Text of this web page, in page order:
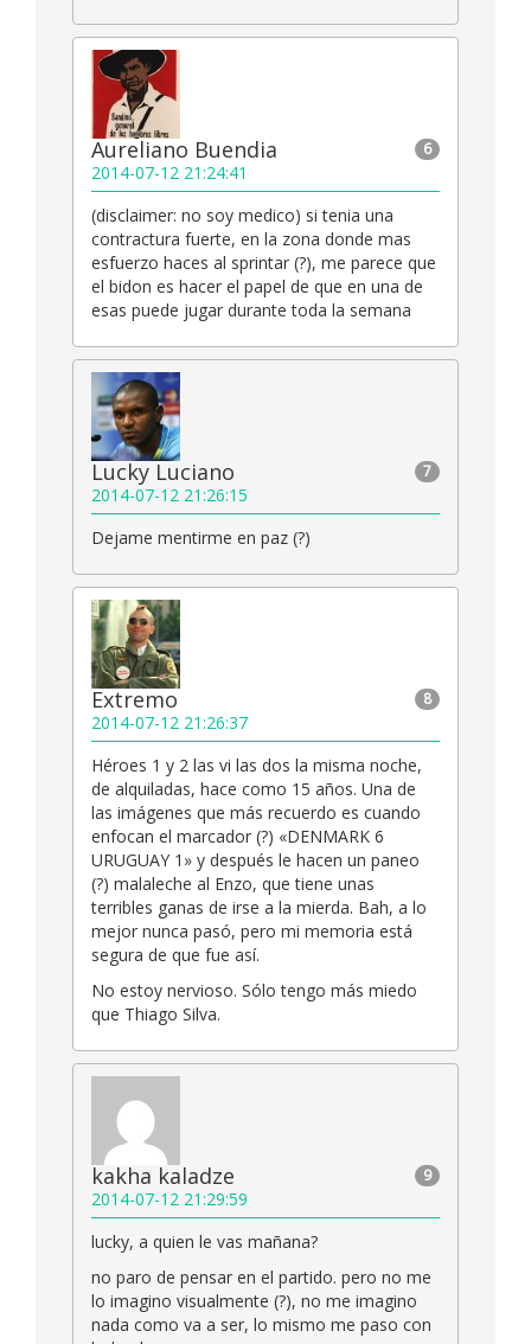
6
Aureliano Buendia
2014-07-12 21:24:41
(disclaimer: no soy medico) si tenia una
contractura fuerte, en la zona donde mas
esfuerzo haces al sprintar (?), me parece que
el bidon es hacer el papel de que en una de
esas puede jugar durante toda la semana
7
Lucky Luciano
2014-07-12 21:26:15
Dejame mentirme en paz (?)
8
Extremo
2014-07-12 21:26:37
Héroes 1 y 2 las vi las dos la misma noche,
de alquiladas, hace como 15 años. Una de
las imágenes que más recuerdo es cuando
enfocan el marcador (?) «DENMARK 6
URUGUAY 1» y después le hacen un paneo
(?) malaleche al Enzo, que tiene unas
terribles ganas de irse a la mierda. Bah, a lo
mejor nunca pasó, pero mi memoria está
segura de que fue así.
No estoy nervioso. Sólo tengo más miedo
que Thiago Silva.
9
kakha kaladze
2014-07-12 21:29:59
lucky, a quien le vas mañana?
no paro de pensar en el partido. pero no me
lo imagino visualmente (?), no me imagino
nada como va a ser, lo mismo me paso con